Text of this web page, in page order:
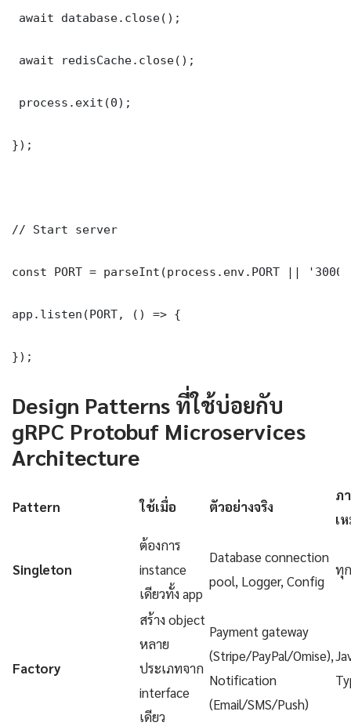
await database.close();
await redisCache.close();
process.exit(0);
});
// Start server
const PORT = parseInt(process.env.PORT ||
app.listen(PORT, () => {
});
Design Patterns ที่ใช้บ่อยกับ
gRPC Protobuf Microservices
Architecture
Pattern ใช้เมื่อ ตัวอย่างจริง
ภ
เ
Singleton
ต้องการ
instance
เดียวทั้ง app
Database connection
pool, Logger, Config
ทุ
Factory
สร้าง object
หลาย
ประเภทจาก
interface
เดียว
Payment gateway
(Stripe/PayPal/Omise),
Notification
(Email/SMS/Push)